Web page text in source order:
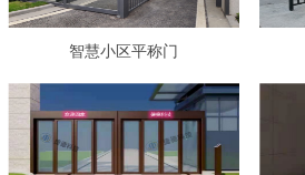
智慧小区平称门